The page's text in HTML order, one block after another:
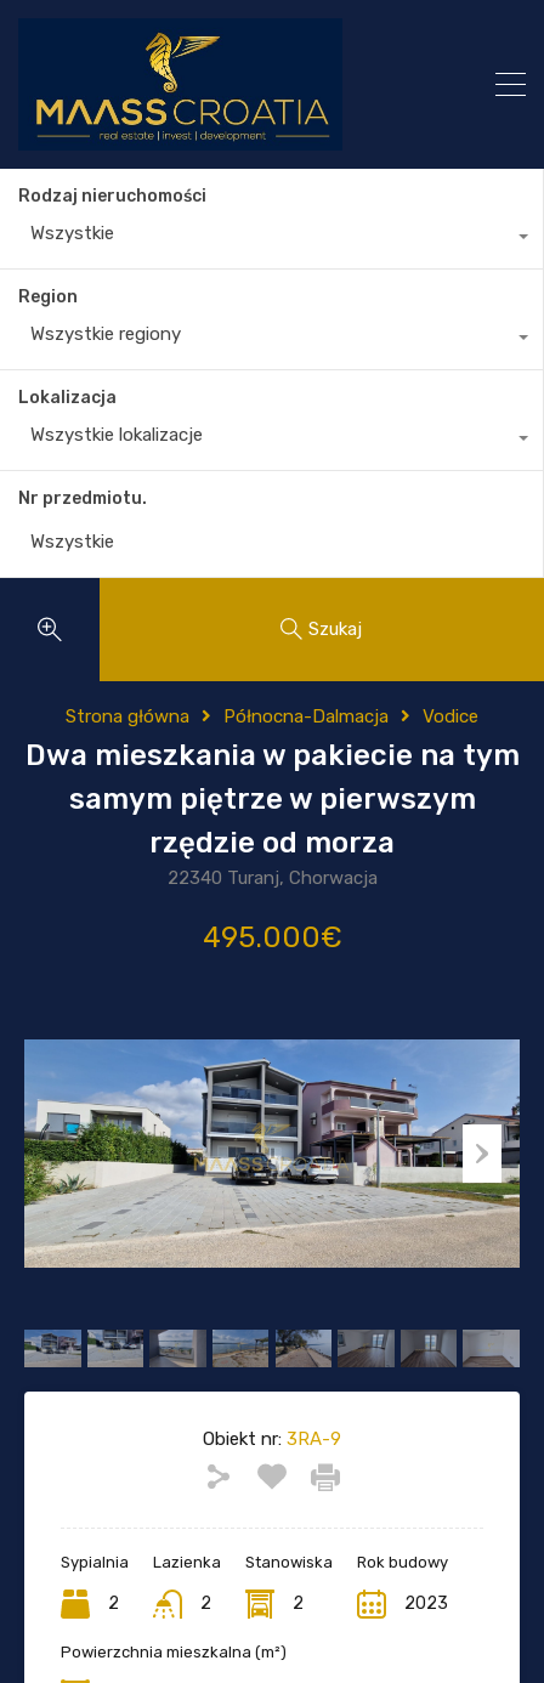
Rodzaj nieruchomości
Wszystkie
Region
Wszystkie regiony
Lokalizacja
Wszystkie lokalizacje
Nr przedmiotu.
Szukaj
Strona główna Północna-Dalmacja Vodice
Dwa mieszkania w pakiecie na tym
samym piętrze w pierwszym
rzędzie od morza
22340 Turanj, Chorwacja
495.000€
Obiekt nr: 3RA-9
Sypialnia
2
Lazienka
2
Stanowiska
2
Rok budowy
2023
Powierzchnia mieszkalna (m²)